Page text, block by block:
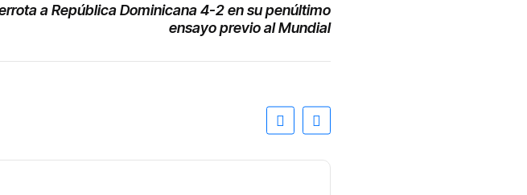
a República Dominicana 4-2 en su penúltimo
ensayo previo al Mundial